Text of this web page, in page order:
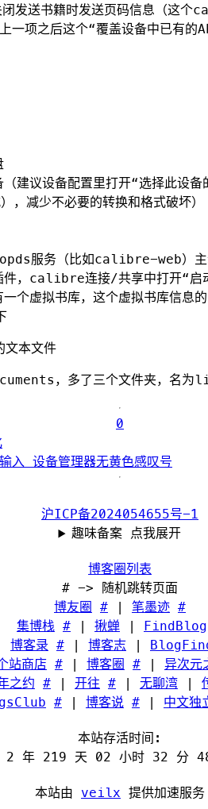
送书籍时发送页码信息（这个
一项之后这个“覆盖设备中已有的
建议设备配置里打开“选择此设
减少不必要的转换和格式破坏）
opds服务（比如calibre-web）主
，calibre连接/共享中打开“启
个虚拟书库，这个虚拟书库信
文本文件
，多了三个文件夹，名为
0
设备管理器无黄色感叹号
沪ICP备2024054655号-1
趣味备案 点我展开
博客圈列表
# -> 随机跳转页面
博友圈 # | 笔墨迹 #
集博栈 # | 揪蝉 | FindBlog
博客录 # | 博客志 |
站商店 # | 博客圈 # | 异次元
之约 # | 开往 # | 无聊湾 |
# | 博客说 # | 中文独
本站存活时间:
2 年 219 天 02 小时 32 分
本站由 veilx 提供加速服务